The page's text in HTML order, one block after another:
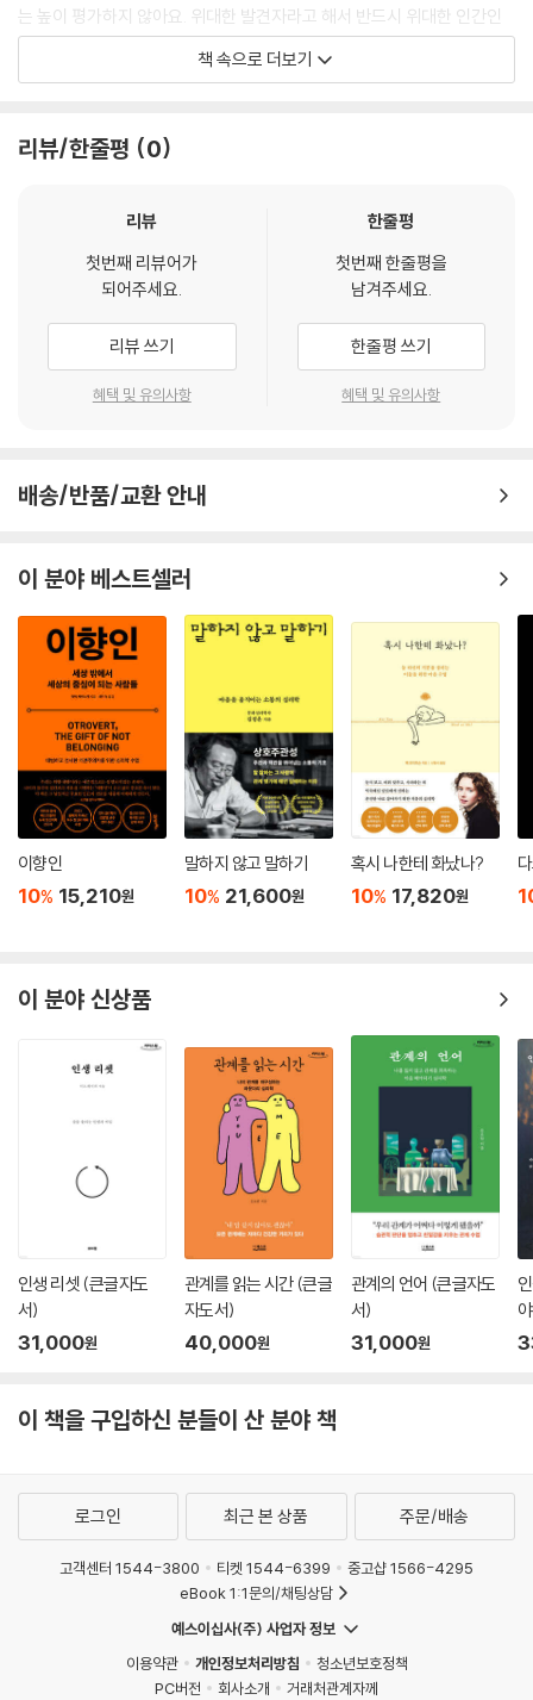
는 높이 평가하지 않아요. 위대한 발견자라고 해서 반드시 위대한 인간인
것은 아니지요. 세상을 콜럼버스 이상으로 바꿔 놓은 사람이 과연 있을까
요? 그런데 그는 무엇이었습니까? 모험가일 뿐입니다. 기개가 있었던 것
“나는 명료하게 생각할 수 없는 상태보다는 고통을 느끼더라도 사유하는
“나는 당신이 추측하는 내용까지도 발표하기를 꺼리지 않기를 바라고 있
어요. 새로운 것을 명쾌하게 설명할 수 있기 전에 그것에 대해 생각할 용기
를 내는 사람이 없다면, 세상의 발전은 불가능할 것입니다.”
하게 데우기 위해 가구를 태우는 예술가처럼 행동해야 합니다. 그런 약간
“신경증은 도착증의 음화(陰畵)이다.”
“나는 매우 제한적인 능력 또는 재능을 갖고 있어요. 자연 과학에는 재능이
전혀 없고, 수학에도 재능이 전혀 없지요. 양적인 것을 다루는 일에는 재능
이 없습니다. 그러나 내가 가진 매우 제한적인 성격의 무언가는 대단히 치
열했지요.”
--- 본문 중에서
책 속으로 더보기
리뷰/한줄평 0
리뷰
첫번째 리뷰어가
되어주세요.
리뷰 쓰기
혜택 및 유의사항
한줄평
첫번째 한줄평을
남겨주세요.
한줄평 쓰기
혜택 및 유의사항
배송/반품/교환 안내
이 분야 베스트셀러
이향인
10% 15,210원
말하지 않고 말하기
10% 21,600원
혹시 나한테 화났나?
10% 17,820원
이 분야 신상품
인생 리셋 (큰글자도
서)
31,000원
관계를 읽는 시간 (큰글
자도서)
40,000원
관계의 언어 (큰글자도
서)
31,000원
이 책을 구입하신 분들이 산 분야 책
로그인 최근 본 상품 주문/배송
고객센터 1544-3800 티켓 1544-6399
중고샵 1566-4295
eBook 1:1문의/채팅상담
예스이십사(주) 사업자 정보
이용약관
개인정보처리방침
청소년보호정책
PC버전
회사소개 거래처관계자께